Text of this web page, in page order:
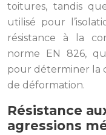
toitures, tandis
utilisé pour
résistance à la
norme EN 826,
pour déterminer la
de déformation.
Résistance
agressions